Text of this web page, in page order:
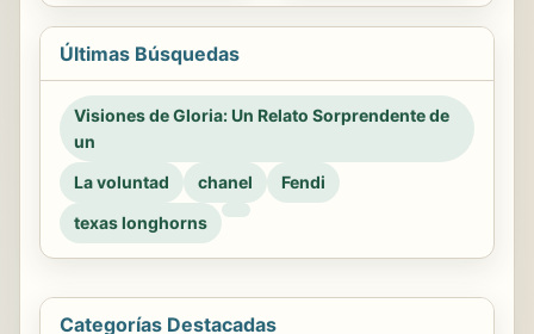
Últimas Búsquedas
Visiones de Gloria: Un Relato Sorprendente de
un
La voluntad
chanel
Fendi
texas longhorns
Categorías Destacadas